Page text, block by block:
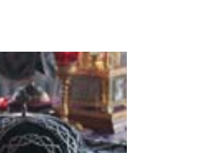
МАТЕРИАЛЫ
КОНТАКТЫ/РЕКВИЗИТЫ